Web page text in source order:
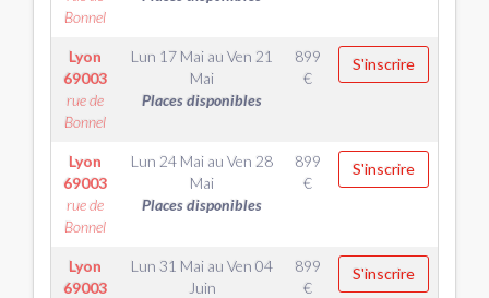
Bonnel
Lyon
69003
rue de
Bonnel
Lun 17 Mai au Ven 21
Mai
Places disponibles
899
€
S'inscrire
Lyon
69003
rue de
Bonnel
Lun 24 Mai au Ven 28
Mai
Places disponibles
899
€
S'inscrire
Lyon
69003
Lun 31 Mai au Ven 04
Juin
899
€
S'inscrire